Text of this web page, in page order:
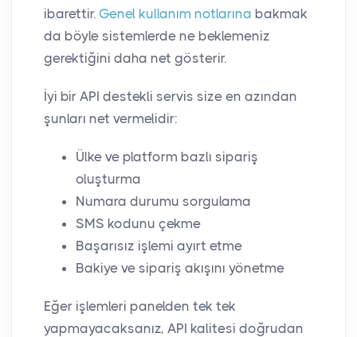
ibarettir. Genel kullanım notlarına bakmak
da böyle sistemlerde ne beklemeniz
gerektiğini daha net gösterir.
İyi bir API destekli servis size en azından
şunları net vermelidir:
Ülke ve platform bazlı sipariş
oluşturma
Numara durumu sorgulama
SMS kodunu çekme
Başarısız işlemi ayırt etme
Bakiye ve sipariş akışını yönetme
Eğer işlemleri panelden tek tek
yapmayacaksanız, API kalitesi doğrudan